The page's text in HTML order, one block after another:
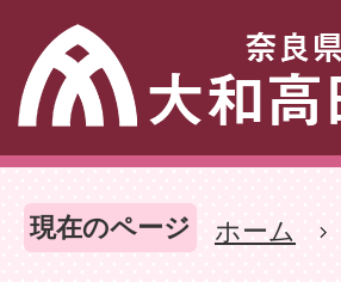
現在のページ ホーム